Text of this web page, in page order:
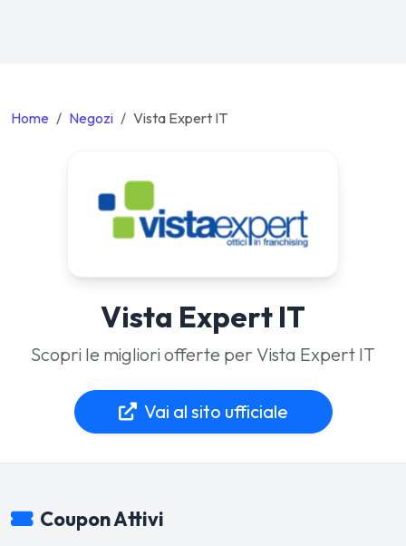
Home Negozi Vista Expert IT
Vista Expert IT
Scopri le migliori offerte per Vista Expert IT
Vai al sito ufficiale
Coupon Attivi